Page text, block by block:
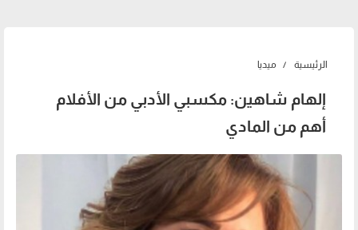
الرئيسية ميديا
إلهام شاهين: مكسبي الأدبي من الأفلام
أهم من المادي